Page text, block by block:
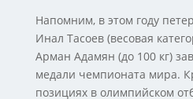
Напомним, в этом году
Инал Тасоев (весовая
Арман Адамян (до 100 кг)
медали чемпионата мира.
позициях в олимпийском